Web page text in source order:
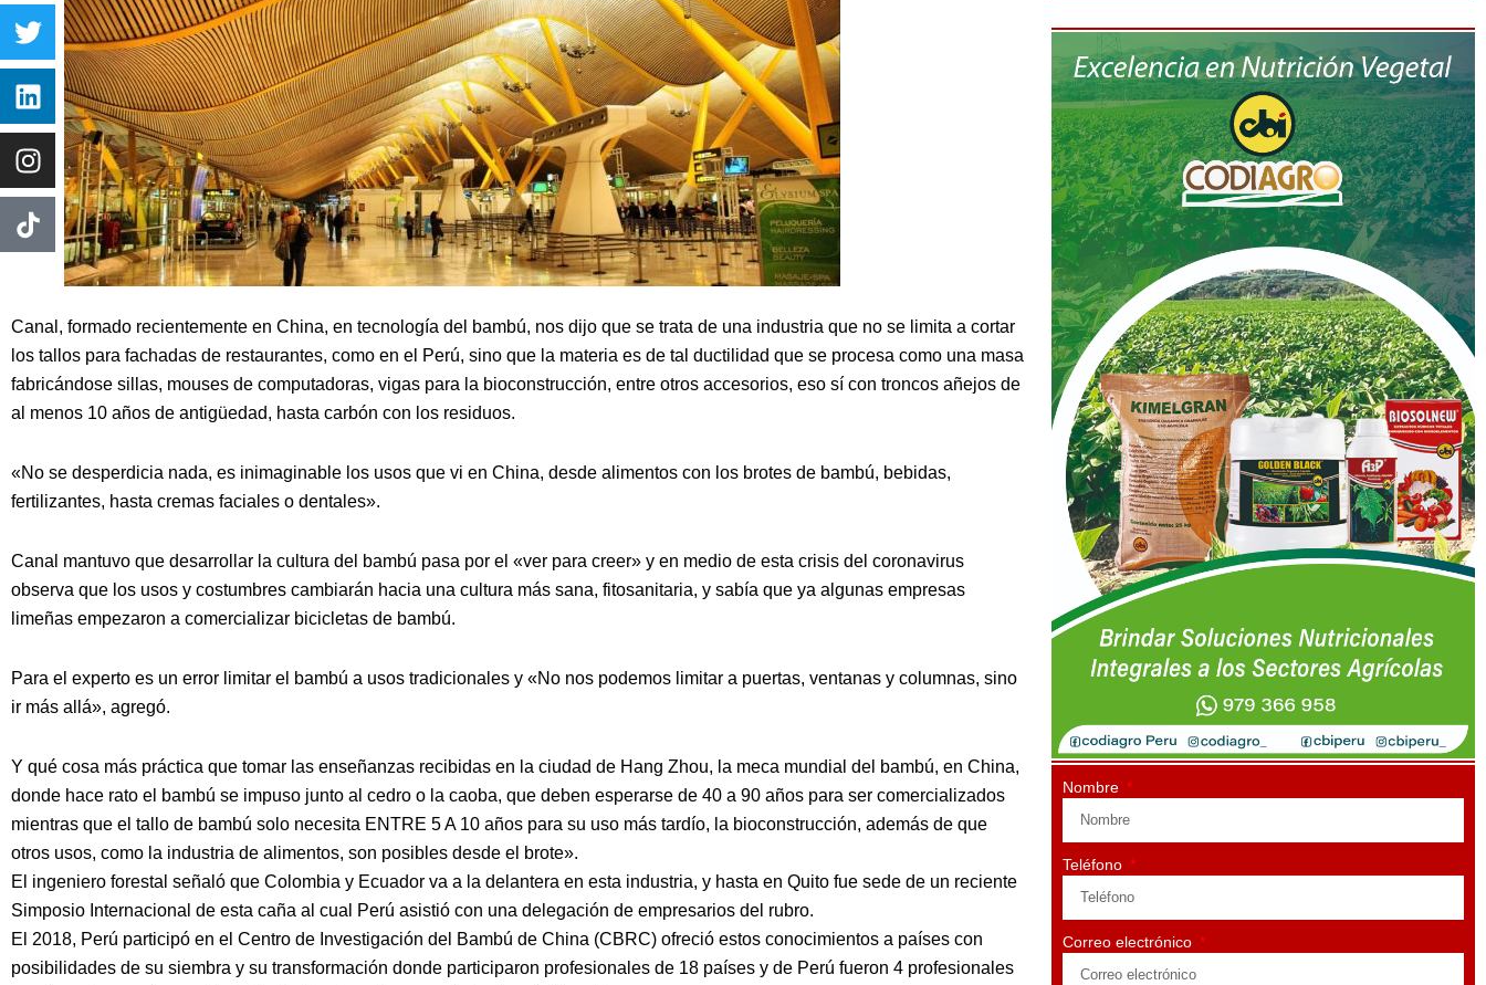
Canal, formado recientemente en China, en tecnología del bambú, nos dijo que se trata de una industria que no se limita a cortar
los tallos para fachadas de restaurantes, como en el Perú, sino que la materia es de tal ductilidad que se procesa como una masa
fabricándose sillas, mouses de computadoras, vigas para la bioconstrucción, entre otros accesorios, eso sí con troncos añejos de
al menos 10 años de antigüedad, hasta carbón con los residuos.
«No se desperdicia nada, es inimaginable los usos que vi en China, desde alimentos con los brotes de bambú, bebidas,
fertilizantes, hasta cremas faciales o dentales».
Canal mantuvo que desarrollar la cultura del bambú pasa por el «ver para creer» y en medio de esta crisis del coronavirus
observa que los usos y costumbres cambiarán hacia una cultura más sana, fitosanitaria, y sabía que ya algunas empresas
limeñas empezaron a comercializar bicicletas de bambú.
Para el experto es un error limitar el bambú a usos tradicionales y «No nos podemos limitar a puertas, ventanas y columnas, sino
ir más allá», agregó.
Y qué cosa más práctica que tomar las enseñanzas recibidas en la ciudad de Hang Zhou, la meca mundial del bambú, en China,
donde hace rato el bambú se impuso junto al cedro o la caoba, que deben esperarse de 40 a 90 años para ser comercializados
mientras que el tallo de bambú solo necesita ENTRE 5 A 10 años para su uso más tardío, la bioconstrucción, además de que
otros usos, como la industria de alimentos, son posibles desde el brote».
El ingeniero forestal señaló que Colombia y Ecuador va a la delantera en esta industria, y hasta en Quito fue sede de un reciente
Simposio Internacional de esta caña al cual Perú asistió con una delegación de empresarios del rubro.
El 2018, Perú participó en el Centro de Investigación del Bambú de China (CBRC) ofreció estos conocimientos a países con
posibilidades de su siembra y su transformación donde participaron profesionales de 18 países y de Perú fueron 4 profesionales
Nombre
Teléfono
Correo electrónico